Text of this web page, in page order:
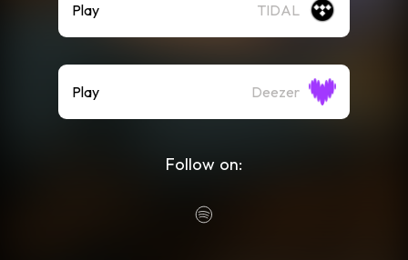
Play TIDAL
Play Deezer
Follow on: